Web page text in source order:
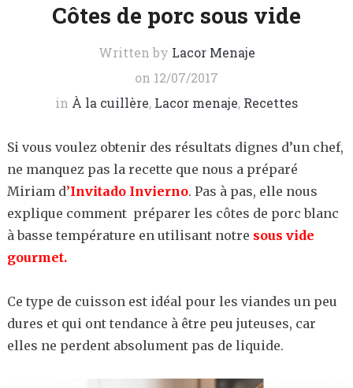
Côtes de porc sous vide
Written by Lacor Menaje
on 12/07/2017
in À la cuillère, Lacor menaje, Recettes
Si vous voulez obtenir des résultats dignes d’un chef,
ne manquez pas la recette que nous a préparé
Miriam d’Invitado Invierno. Pas à pas, elle nous
explique comment préparer les côtes de porc blanc
à basse température en utilisant notre sous vide
gourmet.
Ce type de cuisson est idéal pour les viandes un peu
dures et qui ont tendance à être peu juteuses, car
elles ne perdent absolument pas de liquide.